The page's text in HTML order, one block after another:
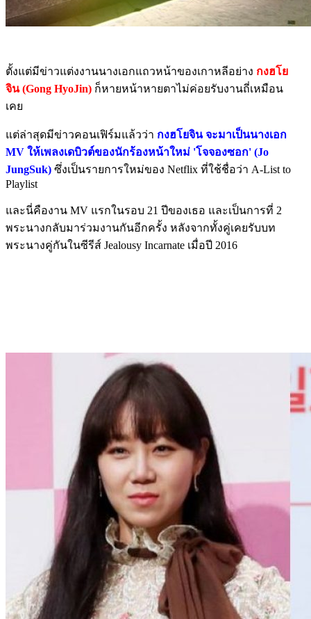
ตั้งแต่มีข่าวแต่งงานนางเอกแถวหน้าของเกาหลีอย่าง กงฮโย
จิน (Gong HyoJin) ก็หายหน้าหายตาไม่ค่อยรับงานถี่เหมือน
เคย
แต่ล่าสุดมีข่าวคอนเฟิร์มแล้วว่า กงฮโยจิน จะมาเป็นนางเอก
MV ให้เพลงเดบิวต์ของนักร้องหน้าใหม่ 'โจจองซอก' (Jo
JungSuk) ซึ่งเป็นรายการใหม่ของ Netflix ที่ใช้ชื่อว่า A-List to
Playlist
และนี่คืองาน MV แรกในรอบ 21 ปีของเธอ และเป็นการที่ 2
พระนางกลับมาร่วมงานกันอีกครั้ง หลังจากทั้งคู่เคยรับบท
พระนางคู่กันในซีรีส์ Jealousy Incarnate เมื่อปี 2016